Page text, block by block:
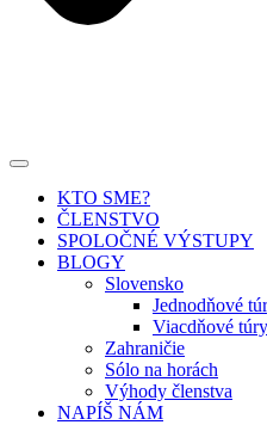
KTO SME?
ČLENSTVO
SPOLOČNÉ VÝSTUPY
BLOGY
Slovensko
Jednodňové
Viacdňové túry
Zahraničie
Sólo na horách
Výhody členstva
NAPÍŠ NÁM